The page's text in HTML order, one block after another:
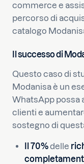
commerce e
percorso di
catalogo
Il successo di
Questo caso di
Modanisa è un
WhatsApp possa
clienti e
sostegno di
Il 70%delle